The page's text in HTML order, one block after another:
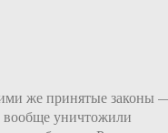
же принятые законы
вообще уничтожили